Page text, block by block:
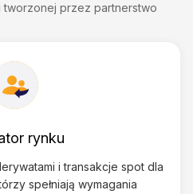
tworzonej przez partnerstwo
rynku
i transakcje spot dla
spełniają wymagania